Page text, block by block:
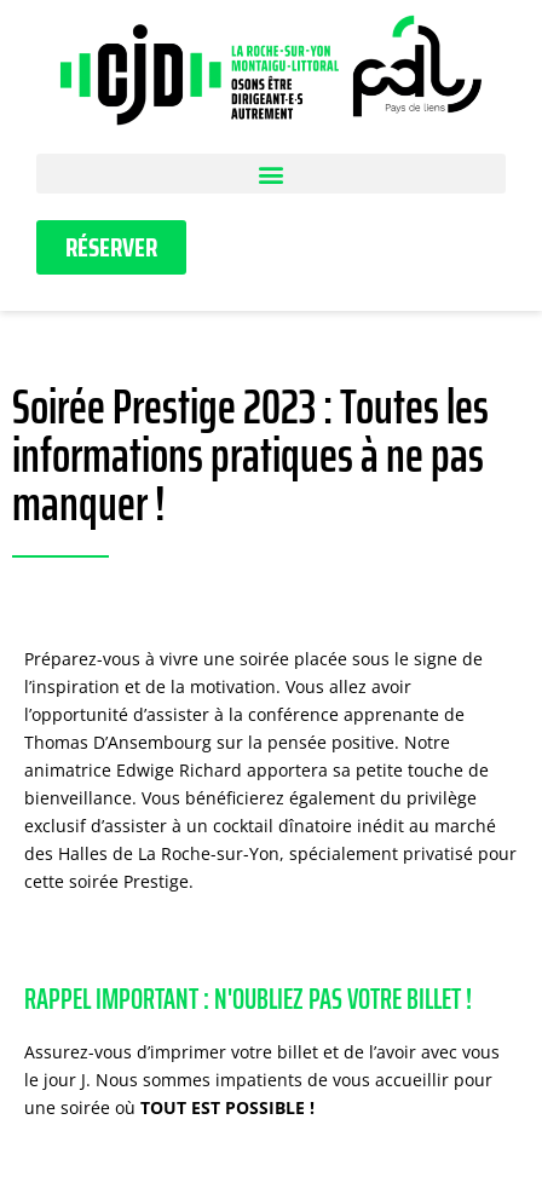
RÉSERVER
Soirée Prestige 2023 : Toutes les
informations pratiques à ne pas
manquer !
Préparez-vous à vivre une soirée placée sous le signe de
l’inspiration et de la motivation. Vous allez avoir
l’opportunité d’assister à la conférence apprenante de
Thomas D’Ansembourg sur la pensée positive. Notre
animatrice Edwige Richard apportera sa petite touche de
bienveillance. Vous bénéficierez également du privilège
exclusif d’assister à un cocktail dînatoire inédit au marché
des Halles de La Roche-sur-Yon, spécialement privatisé pour
cette soirée Prestige.
RAPPEL IMPORTANT : N'OUBLIEZ PAS VOTRE BILLET !
Assurez-vous d’imprimer votre billet et de l’avoir avec vous
le jour J. Nous sommes impatients de vous accueillir pour
une soirée où TOUT EST POSSIBLE !